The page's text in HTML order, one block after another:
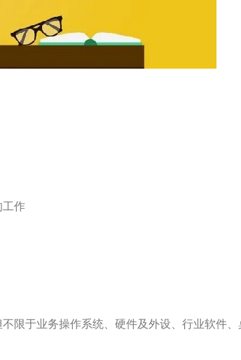
工作
限于业务操作系统、硬件及外设、行业软件